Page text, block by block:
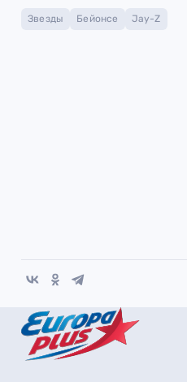
Звезды Бейонсе Jay-Z